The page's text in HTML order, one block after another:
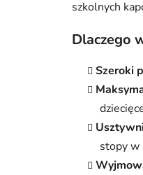
szkolnych
Dlaczego
Szeroki
stopy w